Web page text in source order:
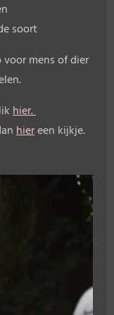
soort
voor mens of dier
hier.
hiereen kijkje.